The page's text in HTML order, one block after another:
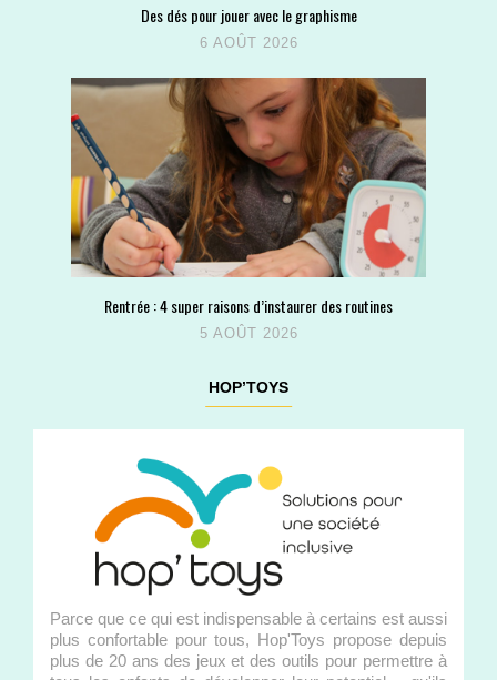
Des dés pour jouer avec le graphisme
6 AOÛT 2026
Rentrée : 4 super raisons d’instaurer des routines
5 AOÛT 2026
HOP’TOYS
Parce que ce qui est indispensable à certains est aussi
plus confortable pour tous, Hop'Toys propose depuis
plus de 20 ans des jeux et des outils pour permettre à